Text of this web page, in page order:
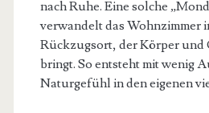
nach Ruhe. Eine solche
verwandelt das Wohnzimmer
Rückzugsort, der Körper und
bringt. So entsteht mit wenig
Naturgefühl in den eigenen